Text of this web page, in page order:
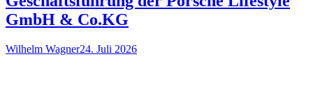
GmbH & Co.KG
Wilhelm Wagner24. Juli 2026